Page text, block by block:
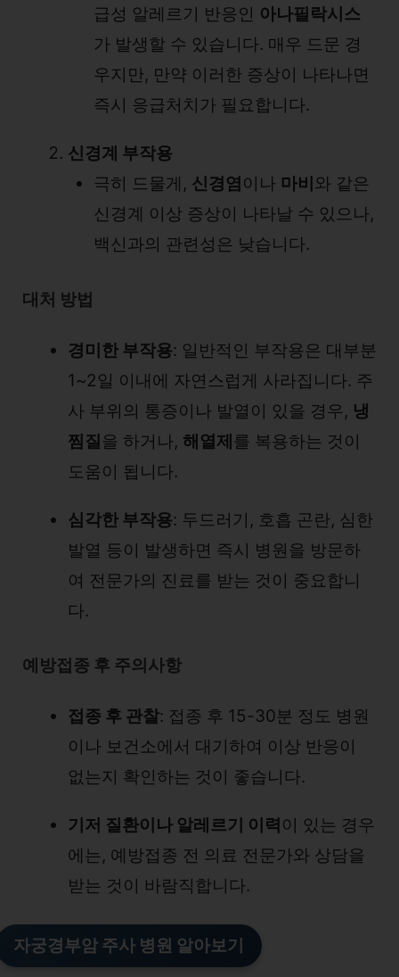
급성 알레르기 반응인 아나필락시스
가 발생할 수 있습니다. 매우 드문 경
우지만, 만약 이러한 증상이 나타나면
즉시 응급처치가 필요합니다.
신경계 부작용
극히 드물게, 신경염 이나 마비 와 같은
신경계 이상 증상이 나타날 수 있으나,
백신과의 관련성은 낮습니다.
대처 방법
경미한 부작용: 일반적인 부작용은 대부분
1~2일 이내에 자연스럽게 사라집니다. 주
사 부위의 통증이나 발열이 있을 경우, 냉
찜질을 하거나, 해열제를 복용하는 것이
도움이 됩니다.
심각한 부작용: 두드러기, 호흡 곤란, 심한
발열 등이 발생하면 즉시 병원을 방문하
여 전문가의 진료를 받는 것이 중요합니
다.
예방접종 후 주의사항
접종 후 관찰: 접종 후 15-30분 정도 병원
이나 보건소에서 대기하여 이상 반응이
없는지 확인하는 것이 좋습니다.
기저 질환이나 알레르기 이력 이 있는 경우
에는, 예방접종 전 의료 전문가와 상담을
받는 것이 바람직합니다.
자궁경부암 주사 병원 알아보기